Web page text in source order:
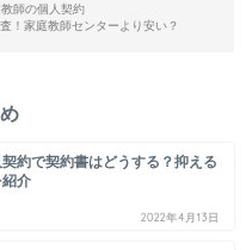
師の個人契約
！家庭教師センターより安い？
約で契約書はどうする？抑える
介
2022年4月13日